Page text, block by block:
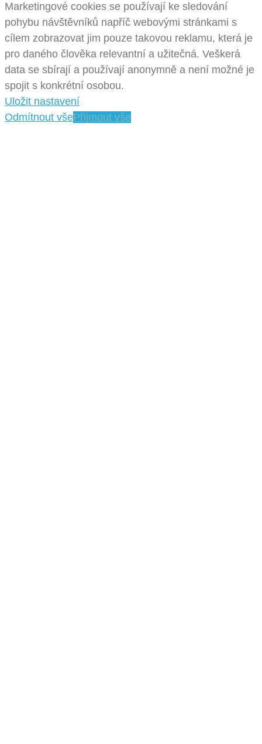
Marketingové cookies se používají ke sledování
pohybu návštěvníků napříč webovými stránkami s
cílem zobrazovat jim pouze takovou reklamu, která je
pro daného člověka relevantní a užitečná. Veškerá
data se sbírají a používají anonymně a není možné je
spojit s konkrétní osobou.
Uložit nastavení
Odmítnout všePřijmout vše